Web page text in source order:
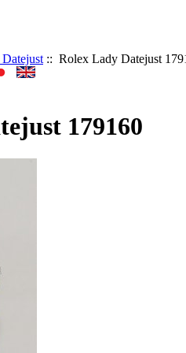
:: Rolex Lady Datejust
179160